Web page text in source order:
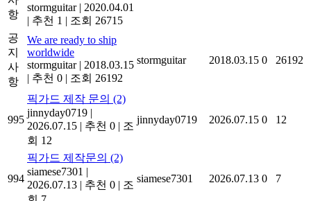
항
stormguitar | 2020.04.01
| 추천 1 | 조회 26715
공
지
사
항
We are ready to ship
worldwide
stormguitar | 2018.03.15
| 추천 0 | 조회 26192
stormguitar 2018.03.15 0 26192
995
픽가드 제작 문의 (2)
jinnyday0719 |
2026.07.15 | 추천 0 | 조
회 12
jinnyday0719 2026.07.15 0 12
994
픽가드 제작문의 (2)
siamese7301 |
2026.07.13 | 추천 0 | 조
siamese7301 2026.07.13 0 7